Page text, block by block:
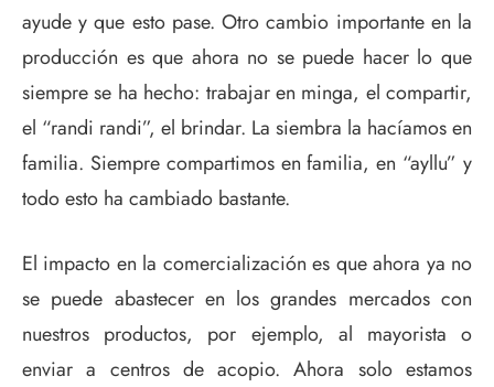
ayude y que esto pase. Otro cambio importante en la
producción es que ahora no se puede hacer lo que
siempre se ha hecho: trabajar en minga, el compartir,
el “randi randi”, el brindar. La siembra la hacíamos en
familia. Siempre compartimos en familia, en “ayllu” y
todo esto ha cambiado bastante.
El impacto en la comercialización es que ahora ya no
se puede abastecer en los grandes mercados con
nuestros productos, por ejemplo, al mayorista o
enviar a centros de acopio. Ahora solo estamos